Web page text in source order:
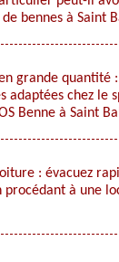
bennes à Saint
grande quantité
adaptées chez le
Benne à Saint
: évacuez
à une